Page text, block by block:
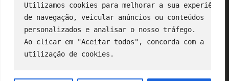
Utilizamos cookies para melhorar a sua experiência
de navegação, veicular anúncios ou conteúdos
personalizados e analisar o nosso tráfego.
Ao clicar em "Aceitar todos", concorda com a
utilização de cookies.
CONTATO
(11) 2849-3202
profibus@profibus.org.br